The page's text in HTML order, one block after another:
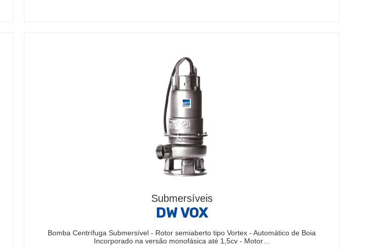
Submersíveis
DW VOX
Bomba Centrífuga Submersível - Rotor semiaberto tipo Vortex - Automático de Boia
Incorporado na versão monofásica até 1,5cv - Motor…